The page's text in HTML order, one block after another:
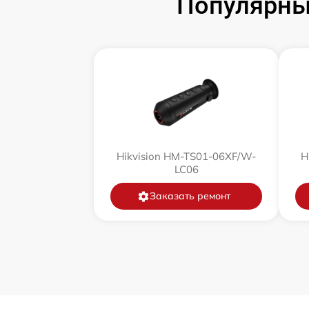
Прошивка (Обновление ПО)
Ремонт платы управления
Восстановление после попадания влаги
Ремонт Wi-Fi
Hikvision HM-TS01-06XF/W-
LC06
Заказать ремонт